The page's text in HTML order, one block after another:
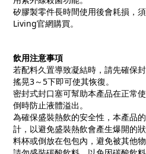
矽膠製零件長時間使用後會耗損，
Living官網購買。
飲用注意事項
若配料久置導致凝結時，請先確保
搖晃3～5下即可使其恢復。
密封式封口塞可幫助本產品在正常
倒時防止液體溢出。
為確保盛裝熱飲的安全性，本產品
計，以避免盛裝熱飲會產生爆開的
料杯或倒放在包包內，避免被其他物